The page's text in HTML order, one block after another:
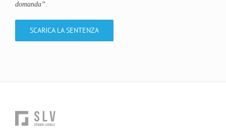
domanda”.
SCARICA LA SENTENZA